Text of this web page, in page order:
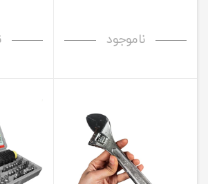
ناموجود